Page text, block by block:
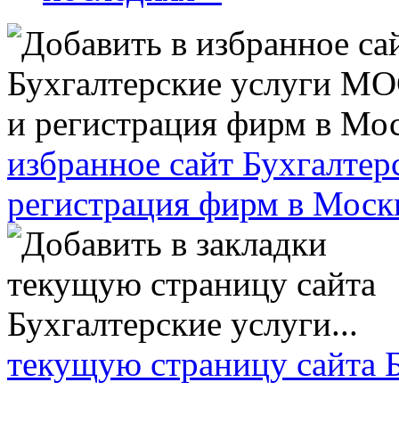
избранное сайт
регистрация фирм в
текущую страницу сайта